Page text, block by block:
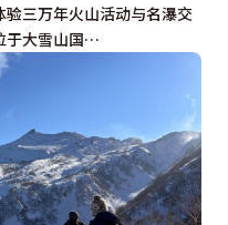
三万年火山活动与名瀑交
于大雪山国…